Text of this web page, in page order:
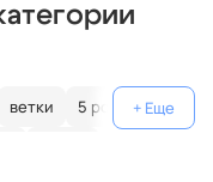
ветки
5 рожков